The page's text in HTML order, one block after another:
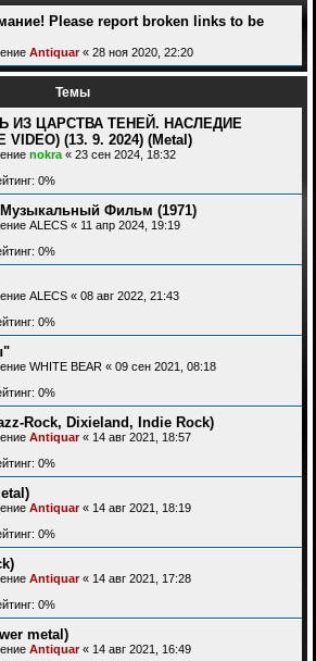
Please report broken links to be
Antiquar« 28 ноя 2020, 22:20
Темы
ИЗ ЦАРСТВА ТЕНЕЙ. НАСЛЕДИЕ
VIDEO) (13. 9. 2024) (Metal)
nokra « 23 сен 2024, 18:32
0%
Фильм (1971)
ALECS « 11 апр 2024, 19:19
0%
ALECS « 08 авг 2022, 21:43
0%
WHITE BEAR « 09 сен 2021, 08:18
0%
Rock, Dixieland, Indie Rock)
Antiquar« 14 авг 2021, 18:57
0%
Antiquar« 14 авг 2021, 18:19
0%
Antiquar« 14 авг 2021, 17:28
0%
metal)
Antiquar« 14 авг 2021, 16:49